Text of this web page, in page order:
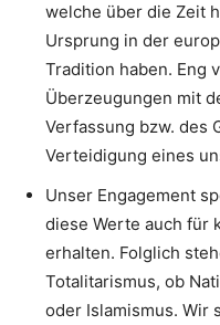
welche über die Zeit
Ursprung in der
Tradition haben. Eng
Überzeugungen mit
Verfassung bzw. des
Verteidigung eines
Unser Engagement
diese Werte auch für
erhalten. Folglich
Totalitarismus, ob
oder Islamismus. Wir